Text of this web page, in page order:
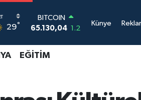
29°
DOLAR
47,7106 0.17
55,1652
STERLİN
6648.99 2.59
Künye
EĞITIM